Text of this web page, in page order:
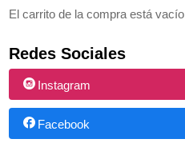
El carrito de la compra está vacío
Redes Sociales
Instagram
Facebook